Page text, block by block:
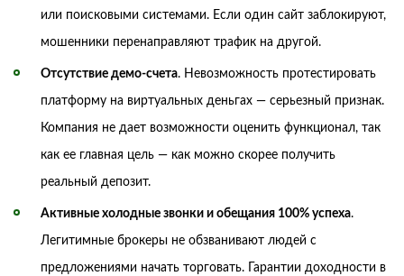
или поисковыми системами. Если один сайт заблокируют,
мошенники перенаправляют трафик на другой.
Отсутствие демо-счета. Невозможность протестировать
платформу на виртуальных деньгах — серьезный признак.
Компания не дает возможности оценить функционал, так
как ее главная цель — как можно скорее получить
реальный депозит.
Активные холодные звонки и обещания 100% успеха.
Легитимные брокеры не обзванивают людей с
предложениями начать торговать. Гарантии доходности в